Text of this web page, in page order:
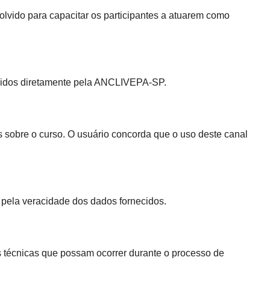
para capacitar os participantes a atuarem como
diretamente pela ANCLIVEPA-SP.
o curso. O usuário concorda que o uso deste canal
veracidade dos dados fornecidos.
que possam ocorrer durante o processo de